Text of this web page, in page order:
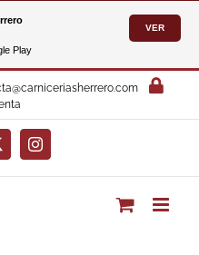
Play
VER
Instagram